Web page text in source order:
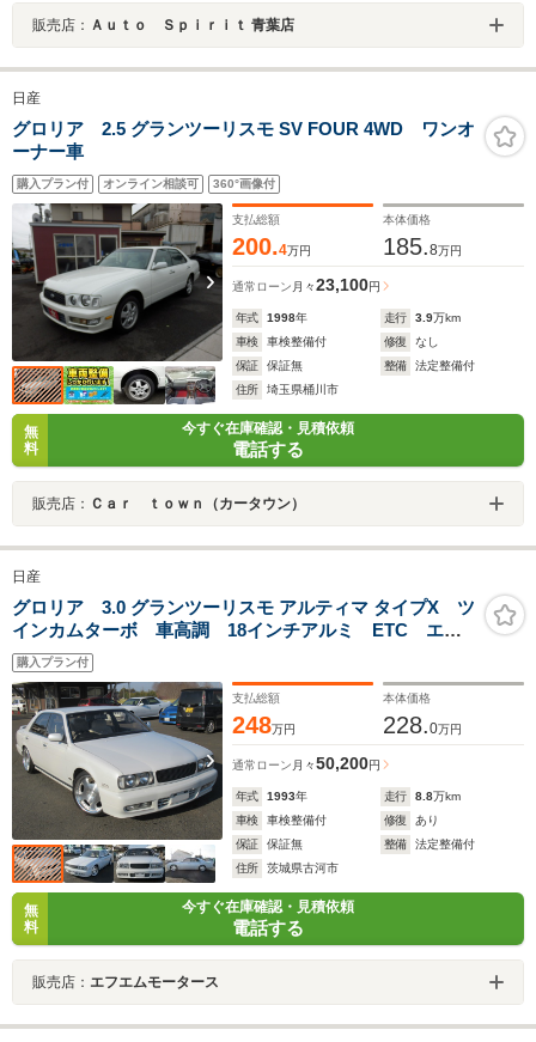
販売店： Ａｕｔｏ Ｓｐｉｒｉｔ 青葉店
日産
グロリア 2.5 グランツーリスモ SV FOUR 4WD ワンオ
ーナー車
購入プラン付 オンライン相談可 360°画像付
支払総額
200.4万円
本体価格
185.8万円
通常ローン 月々23,100円
年式 1998年 走行 3.9万km
車検
車検整備付 修復
なし
保証
保証無 整備
法定整備付
住所
埼玉県桶川市
無
料
今すぐ在庫確認・見積依頼
電話する
販売店： Ｃａｒ ｔｏｗｎ（カータウン）
日産
グロリア 3.0 グランツーリスモ アルティマ タイプX ツ
インカムターボ 車高調 18インチアルミ ETC エク
セーヌシート パワーシート
購入プラン付
支払総額
248万円
本体価格
228.0万円
通常ローン 月々50,200円
年式 1993年 走行 8.8万km
車検
車検整備付 修復
あり
保証
保証無 整備
法定整備付
住所
茨城県古河市
無
料
今すぐ在庫確認・見積依頼
電話する
販売店： エフエムモータース